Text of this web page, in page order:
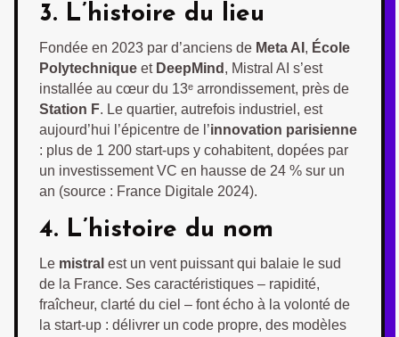
3. L’histoire du lieu
Fondée en 2023 par d’anciens de Meta AI , École
Polytechnique et DeepMind , Mistral AI s’est
installée au cœur du 13ᵉ arrondissement, près de
Station F. Le quartier, autrefois industriel, est
aujourd’hui l’épicentre de l’innovation parisienne
: plus de 1 200 start-ups y cohabitent, dopées par
un investissement VC en hausse de 24 % sur un
an (source : France Digitale 2024).
4. L’histoire du nom
Le mistral est un vent puissant qui balaie le sud
de la France. Ses caractéristiques – rapidité,
fraîcheur, clarté du ciel – font écho à la volonté de
la start-up : délivrer un code propre, des modèles